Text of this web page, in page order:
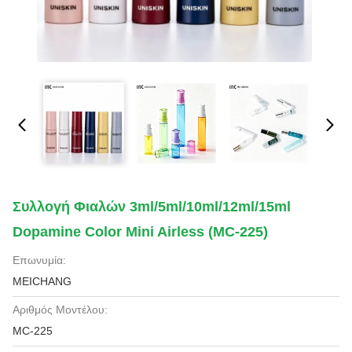
Συλλογή Φιαλών 3ml/5ml/10ml/12ml/15ml
Dopamine Color Mini Airless (MC-225)
Επωνυμία:
MEICHANG
Αριθμός Μοντέλου:
MC-225